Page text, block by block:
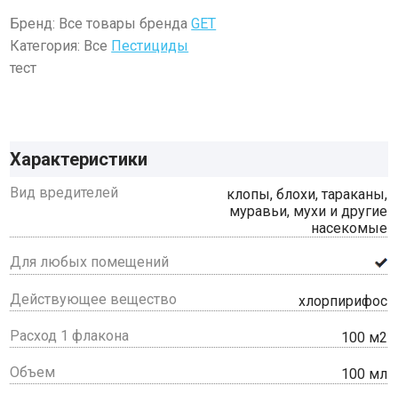
Бренд: Все товары брендаGET
Категория: Все Пестициды
тест
Характеристики
Вид вредителей
клопы, блохи, тараканы,
муравьи, мухи и другие
насекомые
Для любых помещений
Действующее вещество хлорпирифос
Расход 1 флакона 100 м2
Объем 100 мл